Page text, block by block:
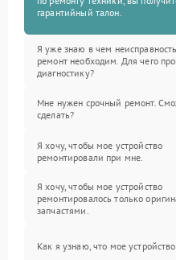
гарантийный талон.
Я уже знаю в чем
ремонт необходим. Для чего
диагностику?
Мне нужен срочный ремонт.
сделать?
Я хочу, чтобы мое устройство
ремонтировали при мне.
Я хочу, чтобы мое устройство
ремонтировалось только
запчастями.
Как я узнаю, что мое устройство